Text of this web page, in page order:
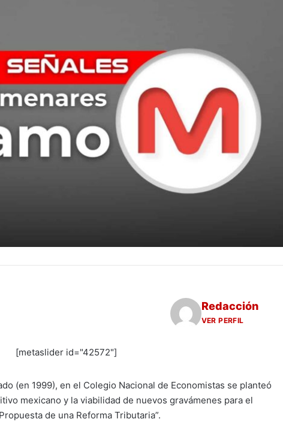
Redacción
VER PERFIL
[metaslider id="42572"]
(en 1999), en el Colegio Nacional de Economistas se planteó
mexicano y la viabilidad de nuevos gravámenes para el
de una Reforma Tributaria”.